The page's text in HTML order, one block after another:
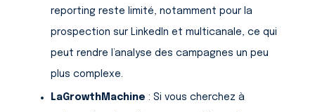
reporting reste limité, notamment pour la
prospection sur LinkedIn et multicanale, ce qui
peut rendre l’analyse des campagnes un peu
plus complexe.
LaGrowthMachine : Si vous cherchez à